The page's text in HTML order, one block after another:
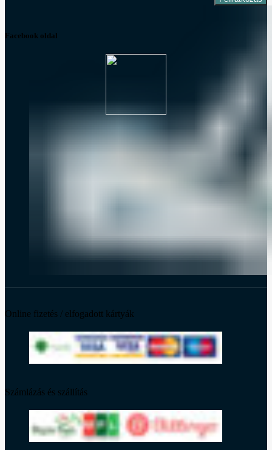
Facebook oldal
Online fizetés / elfogadott kártyák
Számlázás és szállítás